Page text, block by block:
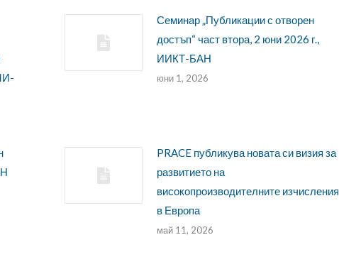
Семинар „Публикации с отворен
достъп“ част втора, 2 юни 2026 г.,
ИИКТ-БАН
юни 1, 2026
PRACE публикува новата си визия за
развитието на
високопроизводителните изчисления
в Европа
май 11, 2026